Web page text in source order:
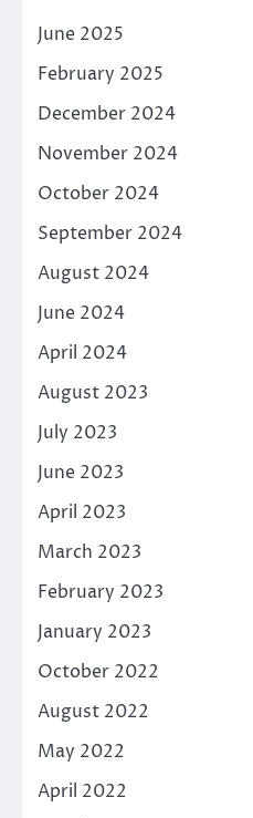
June 2025
February 2025
December 2024
November 2024
October 2024
September 2024
August 2024
June 2024
April 2024
August 2023
July 2023
June 2023
April 2023
March 2023
February 2023
January 2023
October 2022
August 2022
May 2022
April 2022